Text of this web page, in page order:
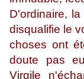
D'ordinaire,
disqualifie le
choses ont
doute pas
Virgile